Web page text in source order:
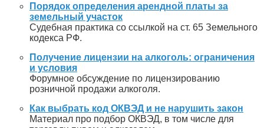
Порядок определения арендной платы за
земельный участок
Судебная практика со ссылкой на ст. 65 Земельного
кодекса РФ.
Получение лицензии на алкоголь: ограничения
и условия
Форумное обсуждение по лицензированию
розничной продажи алкоголя.
Как выбрать код ОКВЭД и не нарушить закон
Материал про подбор ОКВЭД, в том числе для